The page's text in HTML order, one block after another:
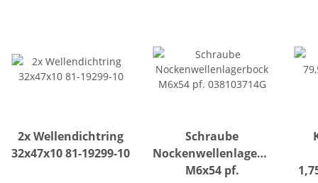
2x Wellendichtring
32x47x10 81-19299-10
Schraube
Nockenwellenlagerbock
M6x54 pf.